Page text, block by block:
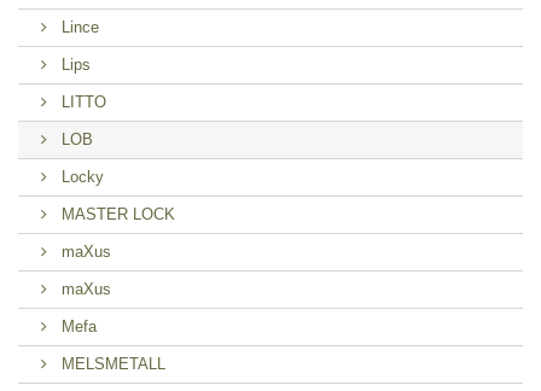
Lince
Lips
LITTO
LOB
Locky
MASTER LOCK
maXus
maXus
Mefa
MELSMETALL